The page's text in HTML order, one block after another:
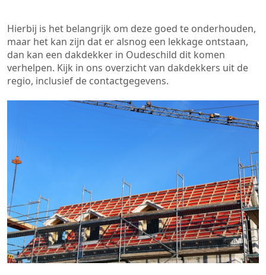
Hierbij is het belangrijk om deze goed te onderhouden,
maar het kan zijn dat er alsnog een lekkage ontstaan,
dan kan een dakdekker in Oudeschild dit komen
verhelpen. Kijk in ons overzicht van dakdekkers uit de
regio, inclusief de contactgegevens.